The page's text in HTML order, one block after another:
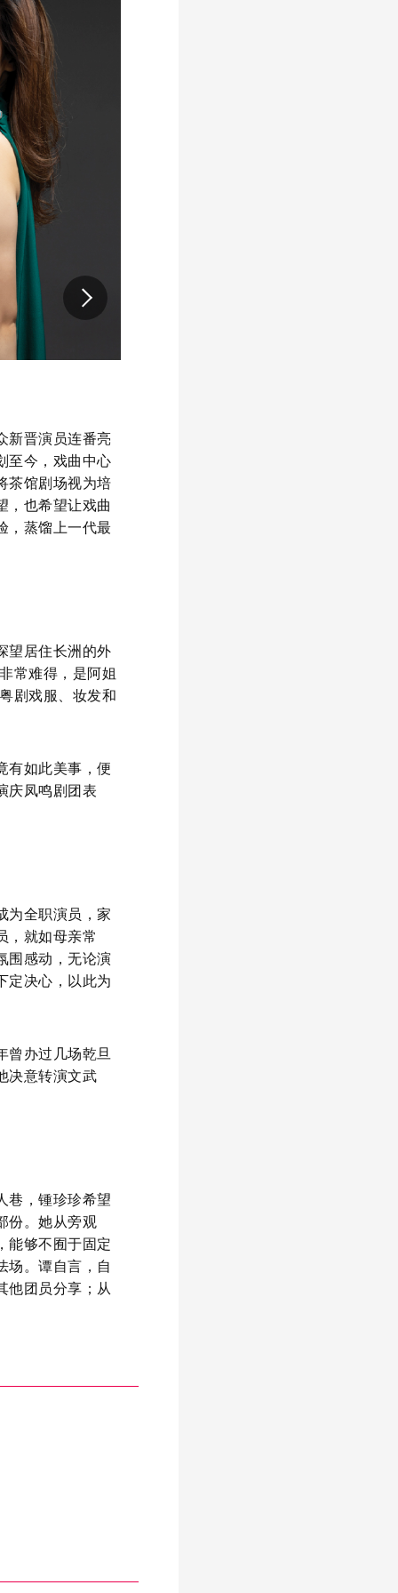
新晋演员连番亮
至今，戏曲中心
茶馆剧场视为培
，也希望让戏曲
，蒸馏上一代最
望居住长洲的外
常难得，是阿姐
剧戏服、妆发和
有如此美事，便
庆凤鸣剧团表
为全职演员，家
，就如母亲常
围感动，无论演
定决心，以此为
曾办过几场乾旦
决意转演文武
巷，锺珍珍希望
份。她从旁观
能够不囿于固定
场。谭自言，自
他团员分享；从